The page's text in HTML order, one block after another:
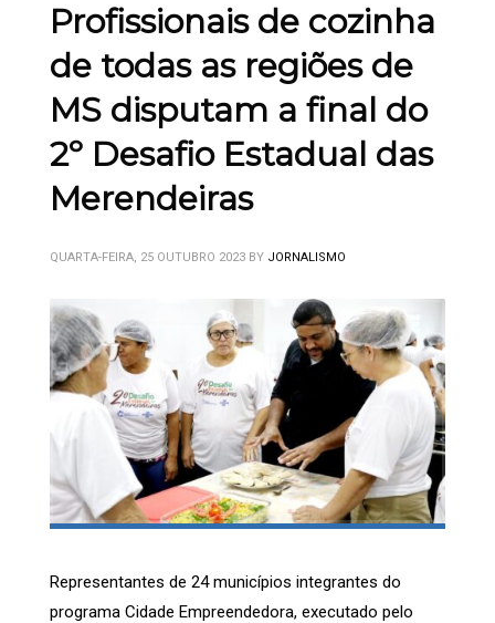
Profissionais de cozinha
de todas as regiões de
MS disputam a final do
2º Desafio Estadual das
Merendeiras
QUARTA-FEIRA, 25 OUTUBRO 2023 BY JORNALISMO
Representantes de 24 municípios integrantes do
programa Cidade Empreendedora, executado pelo